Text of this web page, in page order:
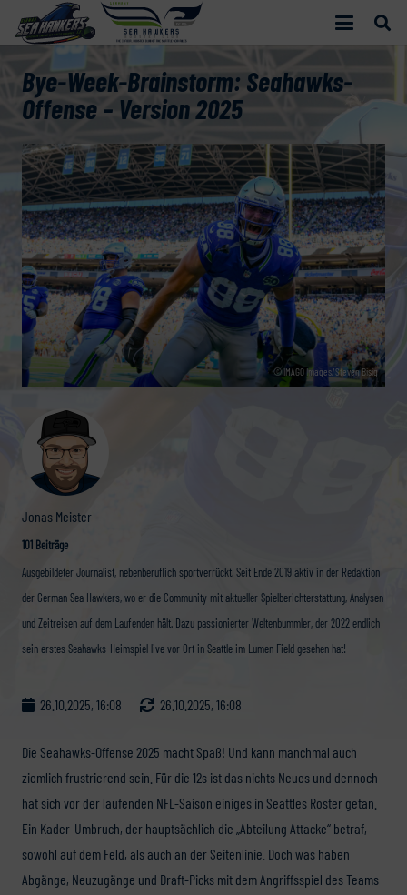
Jonas Meister
101 Beiträge
Ausgebildeter Journalist, nebenberuflich sportverrückt. Seit Ende 2019 aktiv in der Redaktion
der German Sea Hawkers, wo er die Community mit aktueller Spielberichterstattung, Analysen
und Zeitreisen auf dem Laufenden hält. Dazu passionierter Weltenbummler, der 2022 endlich
sein erstes Seahawks-Heimspiel live vor Ort in Seattle im Lumen Field gesehen hat!
Bye-Week-Brainstorm: Seahawks-
Offense – Version 2025
© IMAGO Images/Steven Bisig
26.10.2025, 16:08 26.10.2025, 16:08
Die Seahawks-Offense 2025 macht Spaß! Und kann manchmal auch
ziemlich frustrierend sein. Für die 12s ist das nichts Neues und dennoch
hat sich vor der laufenden NFL-Saison einiges in Seattles Roster getan.
Ein Kader-Umbruch, der hauptsächlich die „Abteilung Attacke“ betraf,
sowohl auf dem Feld, als auch an der Seitenlinie. Doch was haben
Abgänge, Neuzugänge und Draft-Picks mit dem Angriffsspiel des Teams